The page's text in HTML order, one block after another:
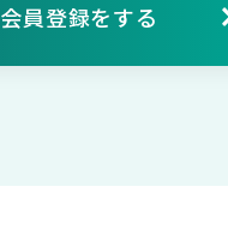
会員登録をする